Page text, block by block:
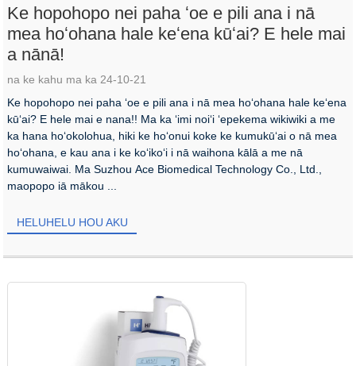
Ke hopohopo nei paha ʻoe e pili ana i nā
mea hoʻohana hale keʻena kūʻai? E hele mai
a nānā!
na ke kahu ma ka 24-10-21
Ke hopohopo nei paha ʻoe e pili ana i nā mea hoʻohana hale keʻena
kūʻai? E hele mai e nana!! Ma ka ʻimi noiʻi ʻepekema wikiwiki a me
ka hana hoʻokolohua, hiki ke hoʻonui koke ke kumukūʻai o nā mea
hoʻohana, e kau ana i ke koʻikoʻi i nā waihona kālā a me nā
kumuwaiwai. Ma Suzhou Ace Biomedical Technology Co., Ltd.,
maopopo iā mākou ...
HELUHELU HOU AKU